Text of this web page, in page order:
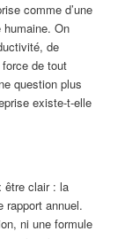
comme d’une
humaine. On
de
de tout
question plus
existe-t-elle
être clair : la
rapport annuel.
ni une formule